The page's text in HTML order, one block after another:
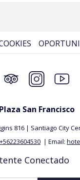
San Francisco
816 | Santiago City
+56223604530 | Email:
Conectado